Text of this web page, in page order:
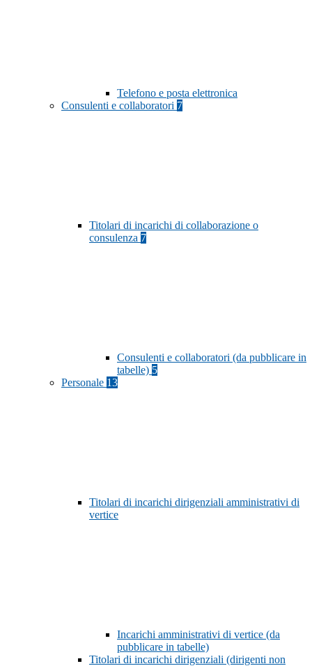
Telefono e posta elettronica
Consulenti e collaboratori 7
Titolari di incarichi di collaborazione o
consulenza 7
Consulenti e collaboratori (da pubblicare in
tabelle) 5
Personale 13
Titolari di incarichi dirigenziali amministrativi di
vertice
Incarichi amministrativi di vertice (da
pubblicare in tabelle)
Titolari di incarichi dirigenziali (dirigenti non